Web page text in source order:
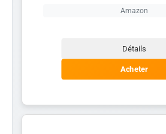
Amazon
Détails
Acheter